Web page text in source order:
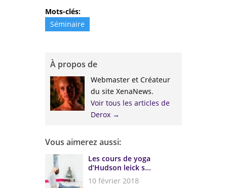
Mots-clés:
Séminaire
À propos de
Webmaster et Créateur
du site XenaNews.
Voir tous les articles de
Derox →
Vous aimerez aussi:
Les cours de yoga
d’Hudson leick s...
10 février 2018